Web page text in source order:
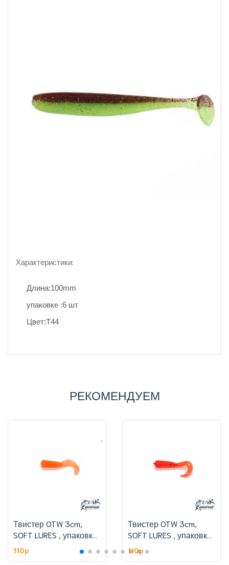
Характеристики:
Длина:100mm
упаковке :6 шт
Цвет:T44
РЕКОМЕНДУЕМ
Твистер OTW 3cm,
SOFT LURES , упаковке
50 шт,цвет 308#
110p
Твистер OTW 3cm,
SOFT LURES , упаковке
50 шт,цвет 301#
110p